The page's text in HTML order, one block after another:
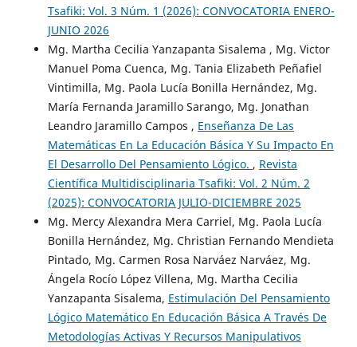
Tsafiki: Vol. 3 Núm. 1 (2026): CONVOCATORIA ENERO-
JUNIO 2026
Mg. Martha Cecilia Yanzapanta Sisalema , Mg. Victor
Manuel Poma Cuenca, Mg. Tania Elizabeth Peñafiel
Vintimilla, Mg. Paola Lucía Bonilla Hernández, Mg.
María Fernanda Jaramillo Sarango, Mg. Jonathan
Leandro Jaramillo Campos , Enseñanza De Las
Matemáticas En La Educación Básica Y Su Impacto En
El Desarrollo Del Pensamiento Lógico. , Revista
Científica Multidisciplinaria Tsafiki: Vol. 2 Núm. 2
(2025): CONVOCATORIA JULIO-DICIEMBRE 2025
Mg. Mercy Alexandra Mera Carriel, Mg. Paola Lucía
Bonilla Hernández, Mg. Christian Fernando Mendieta
Pintado, Mg. Carmen Rosa Narváez Narváez, Mg.
Ángela Rocío López Villena, Mg. Martha Cecilia
Yanzapanta Sisalema, Estimulación Del Pensamiento
Lógico Matemático En Educación Básica A Través De
Metodologías Activas Y Recursos Manipulativos